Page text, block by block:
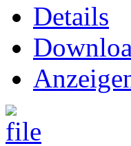
Details